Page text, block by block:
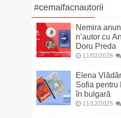
#cemaifacnautorii
Nemira
n’autor cu
Doru Preda
11/02/2026
Elena
Sofia pentru
în bulgară
11/12/2025